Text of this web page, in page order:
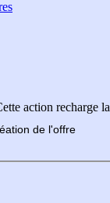
action recharge
de l'offre